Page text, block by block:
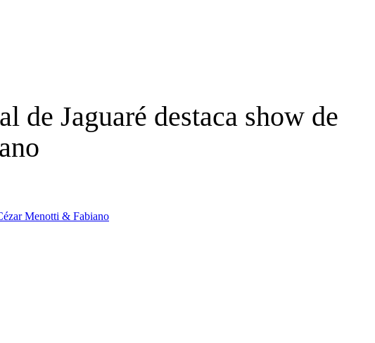
de Jaguaré destaca show de